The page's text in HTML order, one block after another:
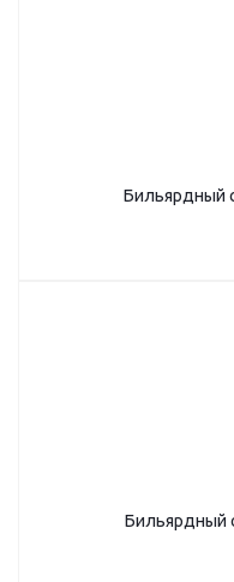
Бильярдный
Бильярдный